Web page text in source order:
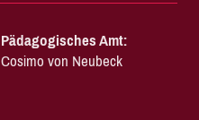
Pädagogisches Amt:
Cosimo von Neubeck